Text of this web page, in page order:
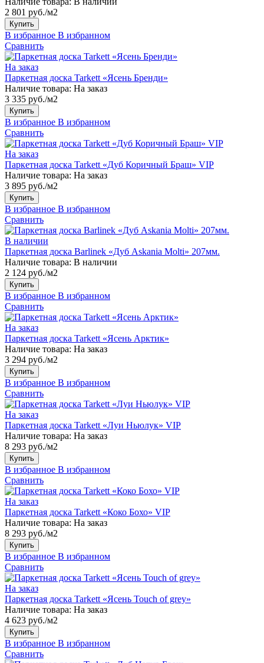
2 801 руб./м2
Купить
В избранное В избранном
Сравнить
На заказ
Паркетная доска Tarkett «Ясень Бренди»
Наличие товара: На заказ
3 335 руб./м2
Купить
В избранное В избранном
Сравнить
На заказ
Паркетная доска Tarkett «Дуб Коричный Браш» VIP
Наличие товара: На заказ
3 895 руб./м2
Купить
В избранное В избранном
Сравнить
В наличии
Паркетная доска Barlinek «Дуб Askania Molti» 207мм.
Наличие товара: В наличии
2 124 руб./м2
Купить
В избранное В избранном
Сравнить
На заказ
Паркетная доска Tarkett «Ясень Арктик»
Наличие товара: На заказ
3 294 руб./м2
Купить
В избранное В избранном
Сравнить
На заказ
Паркетная доска Tarkett «Луи Ньюлук» VIP
Наличие товара: На заказ
8 293 руб./м2
Купить
В избранное В избранном
Сравнить
На заказ
Паркетная доска Tarkett «Коко Бохо» VIP
Наличие товара: На заказ
8 293 руб./м2
Купить
В избранное В избранном
Сравнить
На заказ
Паркетная доска Tarkett «Ясень Touch of grey»
Наличие товара: На заказ
4 623 руб./м2
Купить
В избранное В избранном
Сравнить